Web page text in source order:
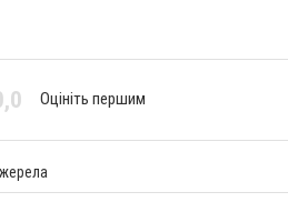
Оцініть першим